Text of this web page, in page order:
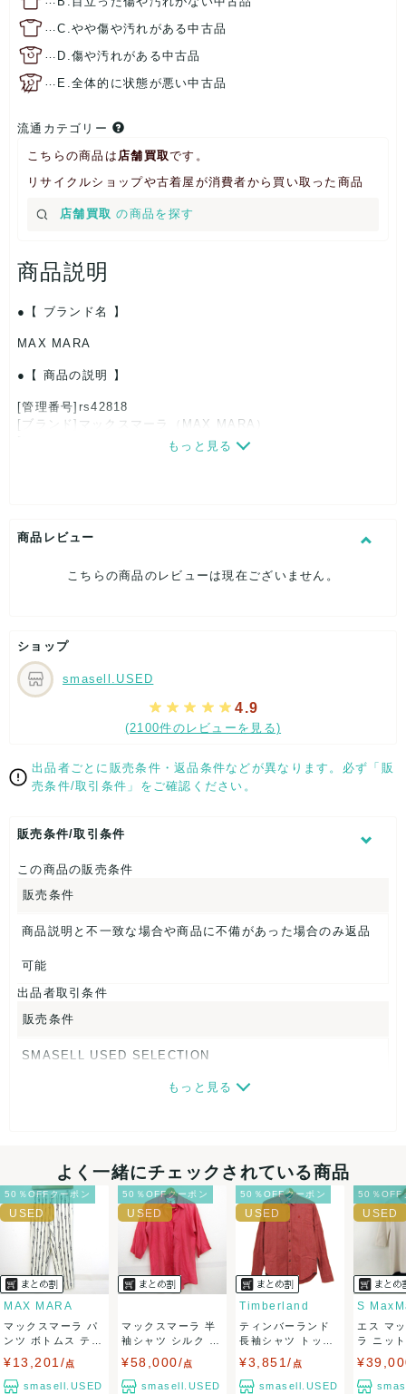
…C.やや傷や汚れがある中古品
… D.傷や汚れがある中古品
… E.全体的に状態が悪い中古品
流通カテゴリー
こちらの商品は 店舗買取です。
リサイクルショップや古着屋が消費者から買い取った商品
店舗買取 の商品を探す
商品説明
【 ブランド名 】
MAX MARA
【 商品の説明 】
[管理番号]rs42818
[ブランド]マックスマーラ（MAX MARA）
表記サイズ：36
ウエスト：約66cm
股下：約60cm
[状態・コンディション]
目立った傷や汚れなし
こちらはUSED品になりますが、
特記する程のダメージはなく、状態良好なお品になります。
ダメージがある場合はできる限り、撮影しておりますので、
【 サイズ・容量 】
ウエスト：約66cm
股下：約60cm
裾幅：約15cm
【 生産地 】
イタリア
【 素材・成分 】
素材タグを撮影しておりますので、ご確認下さいませ。
【 商品札 】
もっと見る
商品レビュー
こちらの商品のレビューは現在ございません。
ショップ
smasell.USED
4.9
(2100件のレビューを見る)
出品者ごとに販売条件・返品条件などが異なります。必ず「販
売条件/取引条件」をご確認ください。
販売条件/取引条件
この商品の販売条件
販売条件
商品説明と不一致な場合や商品に不備があった場合のみ返品
可能
出品者取引条件
販売条件
SMASELL USED SELECTION
画像ダウンロードなので、転売にも最適♪
ネコポスの場合は日時指定ができませんので、ご了承下さい
ませ。
USED品に関しましては、見る方によって状態の価値観が異な
りますので、トラブルを避けるため、神経質な方や完璧な商
品を求められる方は御購入をお控えください。
また商品には細心の注意をはらっておりますが、何かござい
もっと見る
よく一緒にチェックされている商品
50％OFFクーポン
MAX MARA
マックスマーラ パ
ンツ ボトムス テー
¥13,201/点
smasell.USED
50％OFFクーポン
マックスマーラ 半
袖シャツ シルク ト
¥58,000/点
smasell.USED
50％OFFクーポン
Timberland
ティンバーランド
長袖シャツ トップ
¥3,851/ 点
smasell.USED
50％OFF
S
エス マ
ラ ニッ